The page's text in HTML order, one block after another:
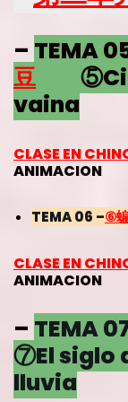
– TEMA
豆
vaina
CLASE EN
ANIMACION
TEMA 06 –⑥
CLASE EN
ANIMACION
– TEMA
⑦El siglo
lluvia